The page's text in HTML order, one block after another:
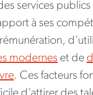
services
à ses
modernes et de
. Ces facteurs